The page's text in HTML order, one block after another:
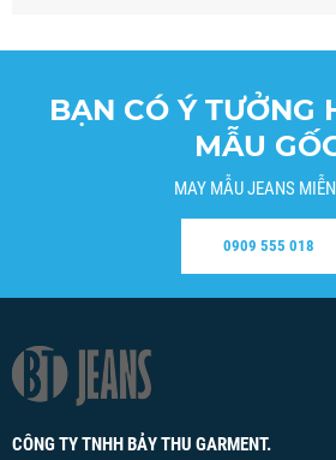
BẠN CÓ Ý TƯỞNG
MẪU
MAY MẪU JEANS
0909 555 018
CÔNG TY TNHH BẢY THU GARMENT.